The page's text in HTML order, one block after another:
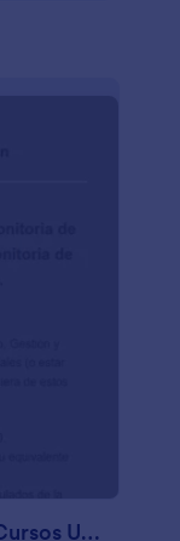
Requisitos De Postulación A Cursos Universitarios